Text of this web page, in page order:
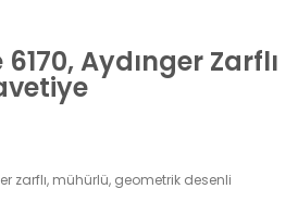
Aydınger Zarflı
zarflı, mühürlü, geometrik desenli